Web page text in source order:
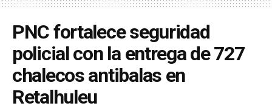
PNC fortalece seguridad
policial con la entrega de 727
chalecos antibalas en
Retalhuleu